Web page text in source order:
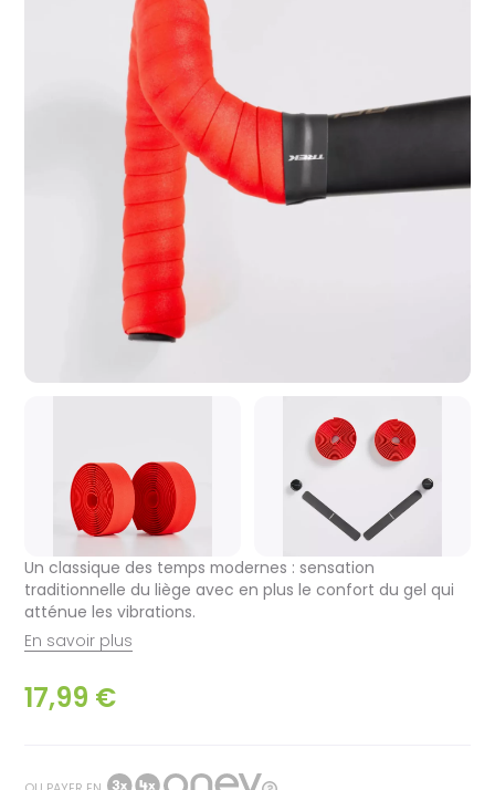
Un classique des temps modernes : sensation
traditionnelle du liège avec en plus le confort du gel qui
atténue les vibrations.
En savoir plus
17,99 €